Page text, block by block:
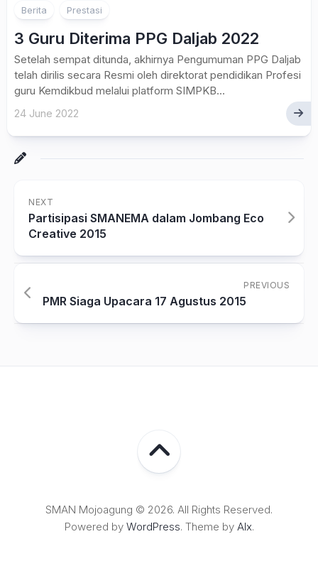
Berita Prestasi
3 Guru Diterima PPG Daljab 2022
Setelah sempat ditunda, akhirnya Pengumuman PPG Daljab
telah dirilis secara Resmi oleh direktorat pendidikan Profesi
guru Kemdikbud melalui platform SIMPKB...
24 June 2022
NEXT
Partisipasi SMANEMA dalam Jombang Eco
Creative 2015
PREVIOUS
PMR Siaga Upacara 17 Agustus 2015
SMAN Mojoagung © 2026. All Rights Reserved.
Powered by WordPress. Theme by Alx.